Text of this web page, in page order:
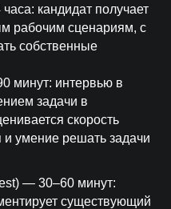
кандидат получает
рабочим сценариям, с
собственные
минут: интервью в
задачи в
скорость
умение решать задачи
— 30–60 минут:
существующий